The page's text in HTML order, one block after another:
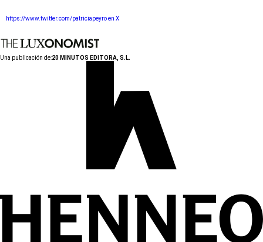
https://www.twitter.com/patriciapeyro en X
Una publicación de:20 MINUTOS EDITORA, S.L.